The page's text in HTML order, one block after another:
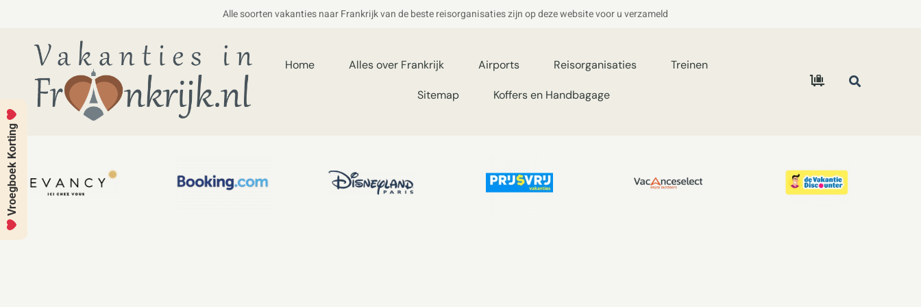
Alle soorten vakanties naar Frankrijk van de beste reisorganisaties zijn op deze website voor u verzameld
Home Alles over Frankrijk Airports Reisorganisaties Treinen
Sitemap Koffers en Handbagage
Vroegboek Korting